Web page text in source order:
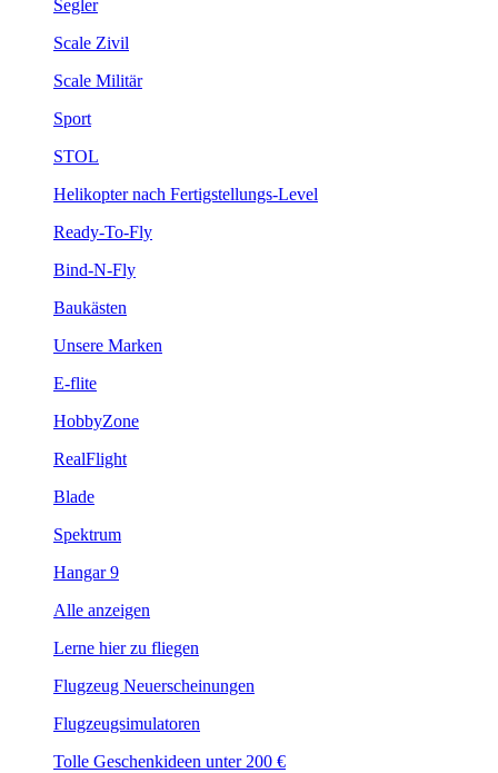
Segler
Scale Zivil
Scale Militär
Sport
STOL
Helikopter nach Fertigstellungs-Level
Ready-To-Fly
Bind-N-Fly
Baukästen
Unsere Marken
E-flite
HobbyZone
RealFlight
Blade
Spektrum
Hangar 9
Alle anzeigen
Lerne hier zu fliegen
Flugzeug Neuerscheinungen
Flugzeugsimulatoren
Tolle Geschenkideen unter 200 €